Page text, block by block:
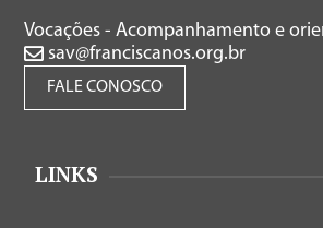
Vocações - Acompanhamento e
sav@franciscanos.org.br
FALE CONOSCO
LINKS